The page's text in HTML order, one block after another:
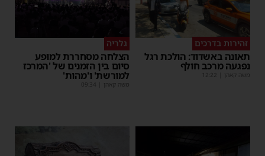
זהירות בדרכים
תאונה באשדוד: הולכת רגל
נפגעה מרכב חולף
משה קאהן 12:22
גלריה
הצלחה מסחררת למופע
סיום בין הזמנים של 'המרכז
למורשת' ו'מהות'
משה קאהן 09:34